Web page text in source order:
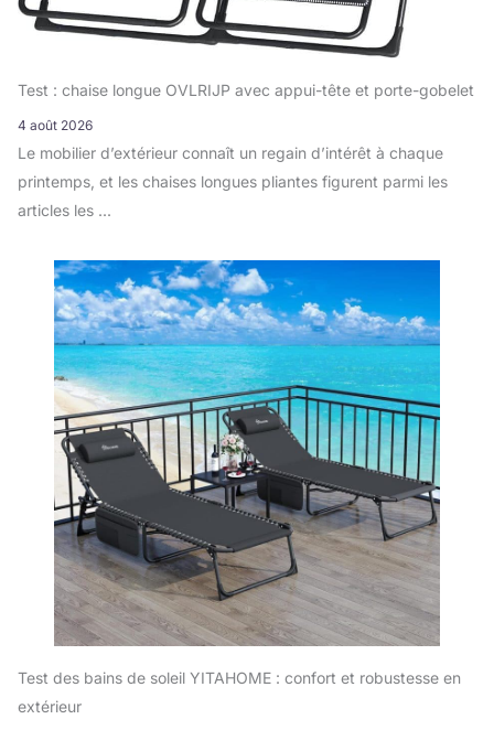
Test : chaise longue OVLRIJP avec appui-tête et porte-gobelet
4 août 2026
Le mobilier d’extérieur connaît un regain d’intérêt à chaque
printemps, et les chaises longues pliantes figurent parmi les
articles les ...
Test des bains de soleil YITAHOME : confort et robustesse en
extérieur